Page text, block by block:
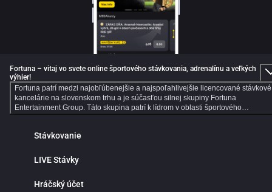
Fortuna – vitaj vo svete online športového stávkovania, adrenalínu a veľkých
výhier!
Fortuna patrí medzi najobľúbenejšie a najspoľahlivejšie licencované stávkové
kancelárie na slovenskom trhu a je súčasťou silnej skupiny Fortuna
Entertainment Group. Táto skupina patrí k lídrom v oblasti športového
stávkovania v strednej Európe a už viac ako 30 rokov prináša hráčom kvalitné
Dlhoročné skúsenosti, moderné technológie a dôraz na bezpečnosť robia z
Online športové stávkovanie vo Fortune ponúka tisíce predzápasových aj live
stávok každý deň. V ponuke nájdeš populárne športy ako futbal, hokej, tenis,
športových udalostí z celého sveta. Prehľadné rozhranie ti umožní rýchlo nájsť
Stávkovanie
LIVE Stávky
Hráčský účet